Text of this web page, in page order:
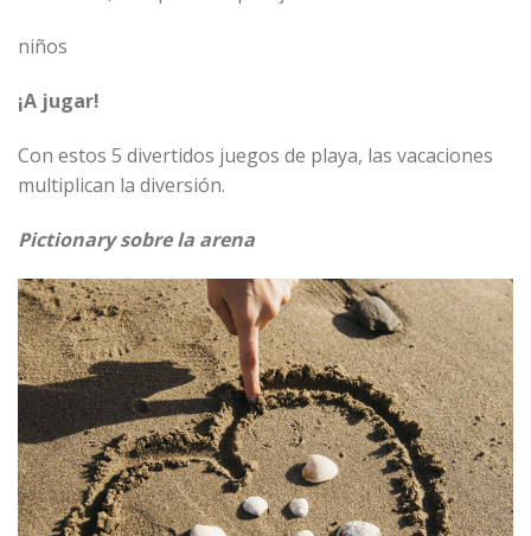
niños
¡A jugar!
Con estos 5 divertidos juegos de playa, las vacaciones
multiplican la diversión.
Pictionary sobre la arena